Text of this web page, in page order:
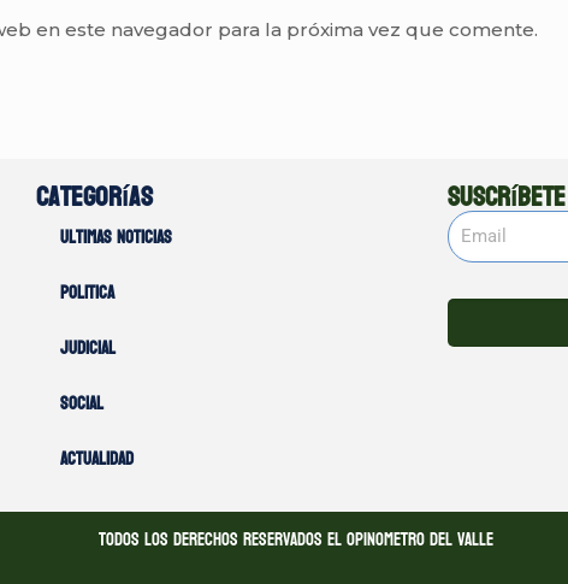
en este navegador para la próxima vez que comente.
Categorías
Ultimas noticias
Politica
Judicial
Social
Actualidad
Todos los derechos reservados El opinometro del valle